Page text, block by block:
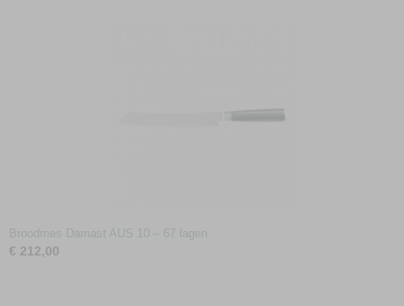
Broodmes Damast AUS 10 – 67 lagen
€ 212,00